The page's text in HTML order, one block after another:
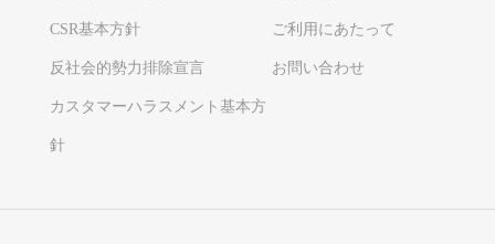
CSR基本方針 ご利用にあたって
反社会的勢力排除宣言 お問い合わせ
カスタマーハラスメント基本方
針